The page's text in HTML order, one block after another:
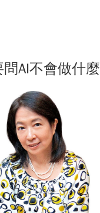
AI不會做什麼